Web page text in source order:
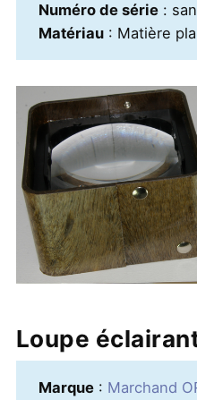
Numéro de série:
Matériau: Matière
Loupe
Marque: Marchand